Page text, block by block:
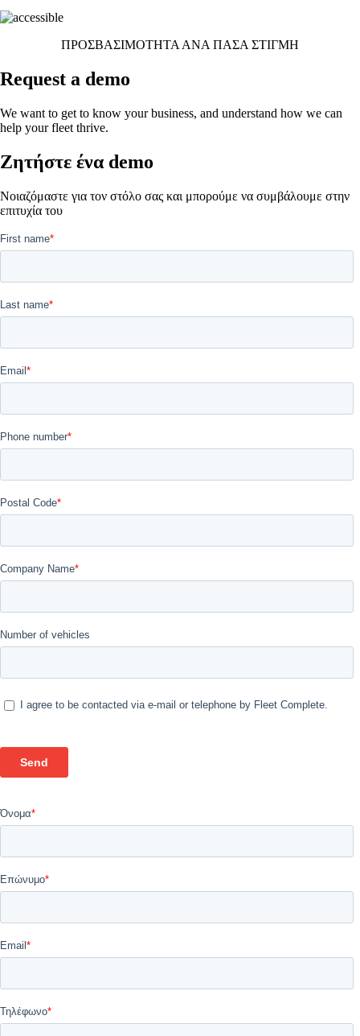
ΠΡΟΣΒΑΣΙΜΟΤΗΤΑ ΑΝΑ ΠΑΣΑ ΣΤΙΓΜΗ
Request a demo
We want to get to know your business, and understand how we can
help your fleet thrive.
Zητήστε ένα demo
Νοιαζόμαστε για τον στόλο σας και μπορούμε να συμβάλουμε στην
επιτυχία του